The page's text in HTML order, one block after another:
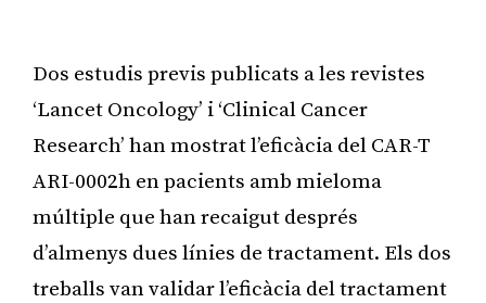
Dos estudis previs publicats a les revistes
‘Lancet Oncology’ i ‘Clinical Cancer
Research’ han mostrat l’eficàcia del CAR-T
ARI-0002h en pacients amb mieloma
múltiple que han recaigut després
d’almenys dues línies de tractament. Els dos
treballs van validar l’eficàcia del tractament